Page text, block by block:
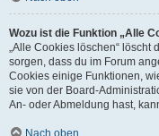
Wozu ist die Funktion „Alle
„Alle Cookies löschen“ löscht
sorgen, dass du im Forum
Cookies einige Funktionen,
sie von der Board-
An- oder Abmeldung hast,